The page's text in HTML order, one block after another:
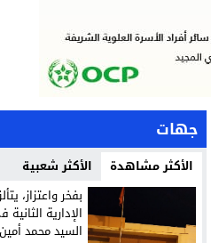
جهات
الأكثر مشاهدة الأكثر شعبية
بفخر واعتزاز،
الإدارية
السيد محمد